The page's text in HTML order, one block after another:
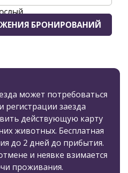
БРОНИРОВАНИЙ
может потребоваться
регистрации заезда
действующую карту
животных. Бесплатная
до 2 дней до прибытия.
и неявке взимается
проживания.